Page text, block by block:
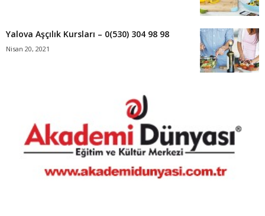
Yalova Aşçılık Kursları – 0(530) 304 98 98
Nisan 20, 2021